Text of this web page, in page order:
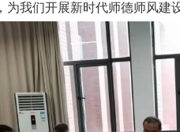
我们开展新时代师德师风建